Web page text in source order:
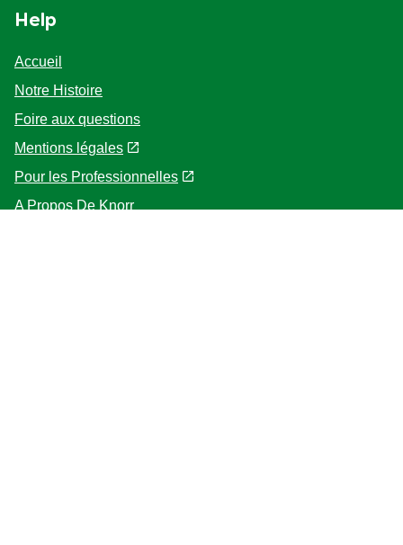
Accueil
Notre Histoire
Foire aux questions
Mentions légales
Pour les Professionnelles